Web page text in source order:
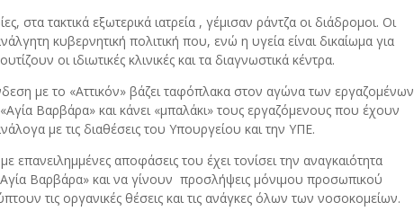
στα τακτικά εξωτερικά ιατρεία , γέμισαν ράντζα οι διάδρομοι. Οι
κυβερνητική πολιτική που, ενώ η υγεία είναι δικαίωμα για
οι ιδιωτικές κλινικές και τα διαγνωστικά κέντρα.
με το «Αττικόν» βάζει ταφόπλακα στον αγώνα των εργαζομένων
Βαρβάρα» και κάνει «μπαλάκι» τους εργαζόμενους που έχουν
με τις διαθέσεις του Υπουργείου και την ΥΠΕ.
αποφάσεις του έχει τονίσει την αναγκαιότητα
Βαρβάρα» και να γίνουν προσλήψεις μόνιμου προσωπικού
τις οργανικές θέσεις και τις ανάγκες όλων των νοσοκομείων.